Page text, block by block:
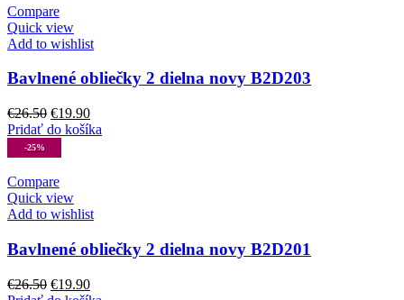
Compare
Quick view
Add to wishlist
Bavlnené obliečky 2 dielna novy B2D203
€26.50 Pôvodná
cena
€26.50.
€19.90Aktuálna
cena
Pridať do košíka
-25%
Compare
Quick view
Add to wishlist
Bavlnené obliečky 2 dielna novy B2D201
€26.50 Pôvodná
€19.90Aktuálna